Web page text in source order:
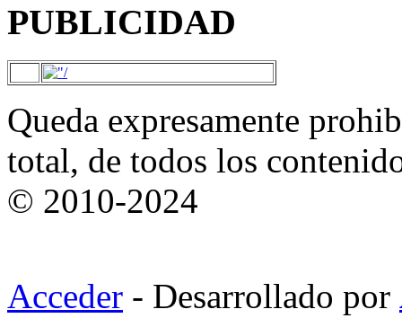
PUBLICIDAD
Queda expresamente
total, de todos los
© 2010-2024
Acceder - Desarrollado por